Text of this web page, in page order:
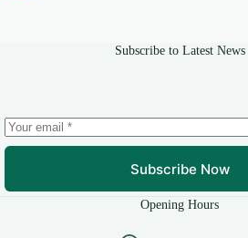
Subscribe to Latest News
Subscribe Now
Opening Hours